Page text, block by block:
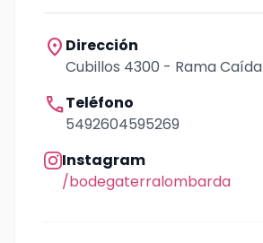
location_on Dirección
Cubillos 4300 - Rama Caída
callTeléfono
5492604595269
Instagram
/bodegaterralombarda